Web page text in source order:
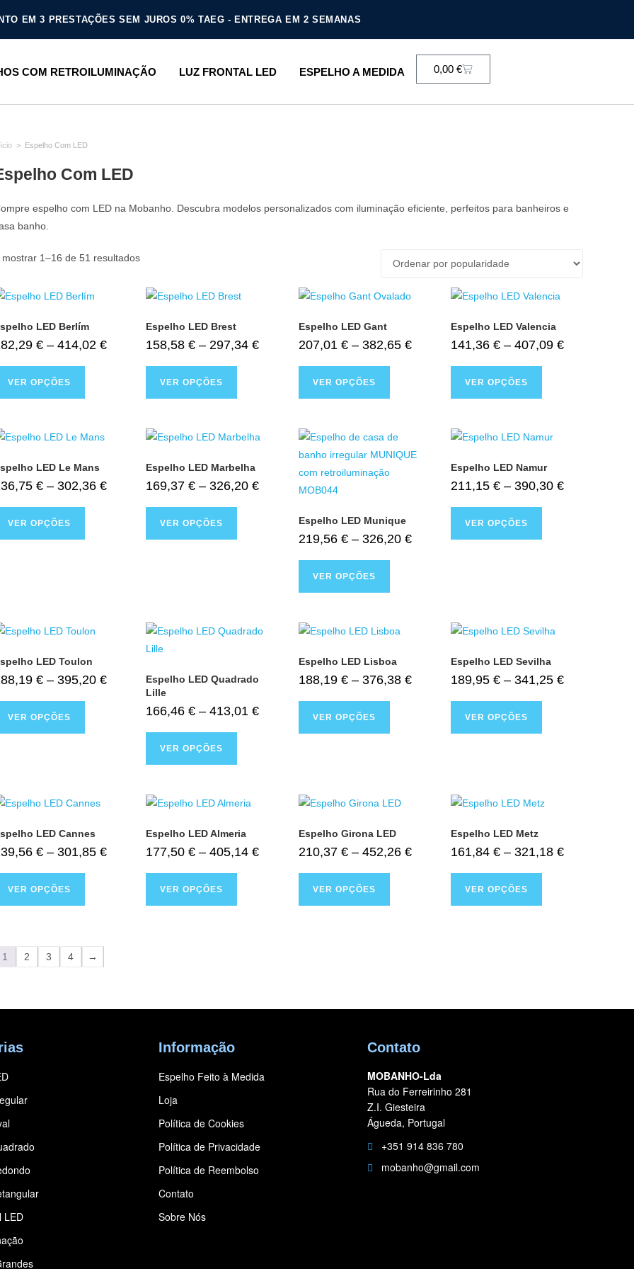
EM 3 PRESTAÇÕES SEM JUROS 0% TAEG - ENTREGA EM 2 SEMANAS
COM RETROILUMINAÇÃO LUZ FRONTAL LED ESPELHO A MEDIDA 0,00 €
> Espelho Com LED
Com LED
espelho com LED na Mobanho. Descubra modelos personalizados com iluminação eficiente, perfeitos para banheiros e
banho.
mostrar 1–16 de 51 resultados
LED Berlím
€ – 414,02 €
VER OPÇÕES
Espelho LED Brest
158,58€ – 297,34€
VER OPÇÕES
Espelho LED Gant
207,01 € – 382,65 €
VER OPÇÕES
Espelho LED Valencia
141,36 € – 407,09 €
VER OPÇÕES
LED Le Mans
€ – 302,36 €
VER OPÇÕES
Espelho LED Marbelha
169,37€ – 326,20€
VER OPÇÕES Espelho LED Munique
219,56 € – 326,20 €
VER OPÇÕES
Espelho LED Namur
211,15 € – 390,30 €
VER OPÇÕES
LED Toulon
€ – 395,20 €
VER OPÇÕES
Espelho LED Quadrado
Lille
166,46€ – 413,01€
VER OPÇÕES
Espelho LED Lisboa
188,19 € – 376,38 €
VER OPÇÕES
Espelho LED Sevilha
189,95 € – 341,25 €
VER OPÇÕES
LED Cannes
€ – 301,85 €
VER OPÇÕES
Espelho LED Almeria
177,50€ – 405,14€
VER OPÇÕES
Espelho Girona LED
210,37 € – 452,26 €
VER OPÇÕES
Espelho LED Metz
161,84 € – 321,18 €
VER OPÇÕES
1 2 3 4 →
LED
Informação
Espelho Feito à Medida
Loja
Política de Cookies
Política de Privacidade
Política de Reembolso
Contato
Sobre Nós
Contato
MOBANHO-Lda
Rua do Ferreirinho 281
Z.I. Giesteira
Águeda, Portugal
+351 914 836 780
mobanho@gmail.com